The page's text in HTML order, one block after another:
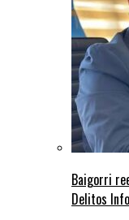
Baigorri
Delitos